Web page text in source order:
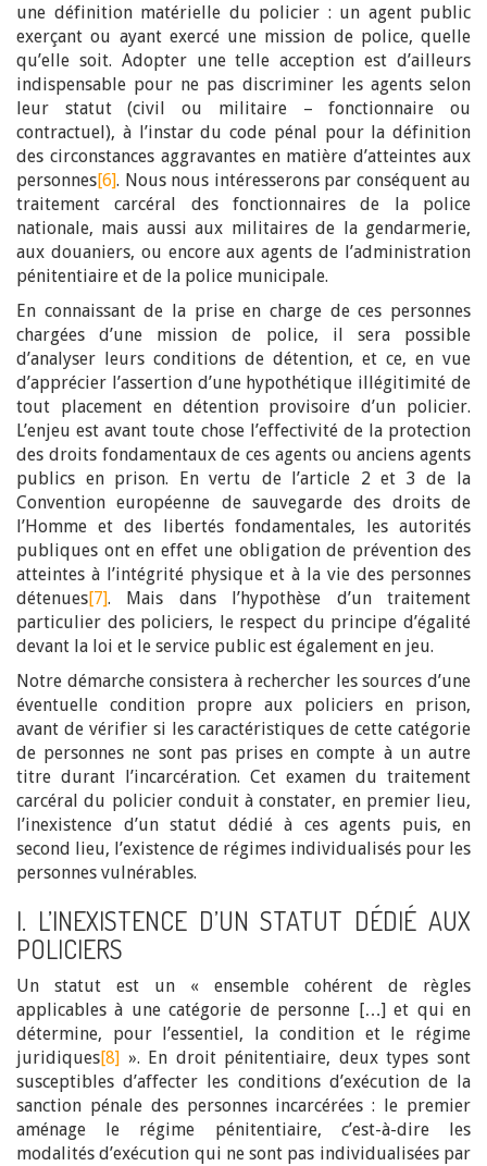
une définition matérielle du policier : un agent public
exerçant ou ayant exercé une mission de police, quelle
qu’elle soit. Adopter une telle acception est d’ailleurs
indispensable pour ne pas discriminer les agents selon
leur statut (civil ou militaire – fonctionnaire ou
contractuel), à l’instar du code pénal pour la définition
des circonstances aggravantes en matière d’atteintes aux
personnes[6]. Nous nous intéresserons par conséquent au
traitement carcéral des fonctionnaires de la police
nationale, mais aussi aux militaires de la gendarmerie,
aux douaniers, ou encore aux agents de l’administration
pénitentiaire et de la police municipale.
En connaissant de la prise en charge de ces personnes
chargées d’une mission de police, il sera possible
d’analyser leurs conditions de détention, et ce, en vue
d’apprécier l’assertion d’une hypothétique illégitimité de
tout placement en détention provisoire d’un policier.
L’enjeu est avant toute chose l’effectivité de la protection
des droits fondamentaux de ces agents ou anciens agents
publics en prison. En vertu de l’article 2 et 3 de la
Convention européenne de sauvegarde des droits de
l’Homme et des libertés fondamentales, les autorités
publiques ont en effet une obligation de prévention des
atteintes à l’intégrité physique et à la vie des personnes
détenues[7]. Mais dans l’hypothèse d’un traitement
particulier des policiers, le respect du principe d’égalité
devant la loi et le service public est également en jeu.
Notre démarche consistera à rechercher les sources d’une
éventuelle condition propre aux policiers en prison,
avant de vérifier si les caractéristiques de cette catégorie
de personnes ne sont pas prises en compte à un autre
titre durant l’incarcération. Cet examen du traitement
carcéral du policier conduit à constater, en premier lieu,
l’inexistence d’un statut dédié à ces agents puis, en
second lieu, l’existence de régimes individualisés pour les
personnes vulnérables.
I. L’INEXISTENCE D’UN STATUT DÉDIÉ AUX
POLICIERS
Un statut est un « ensemble cohérent de règles
applicables à une catégorie de personne […] et qui en
détermine, pour l’essentiel, la condition et le régime
juridiques[8] ». En droit pénitentiaire, deux types sont
susceptibles d’affecter les conditions d’exécution de la
sanction pénale des personnes incarcérées : le premier
aménage le régime pénitentiaire, c’est-à-dire les
modalités d’exécution qui ne sont pas individualisées par